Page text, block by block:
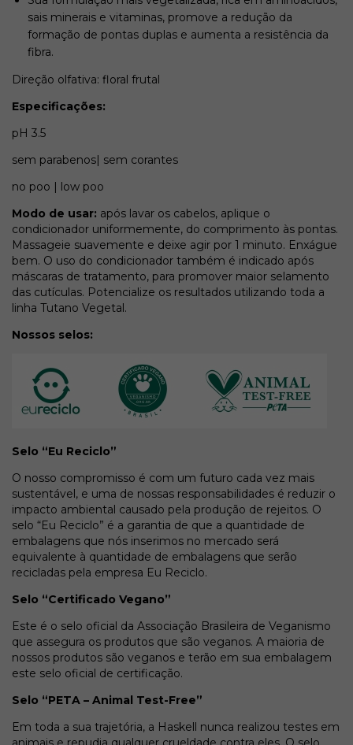
sais minerais e vitaminas, promove a redução da
formação de pontas duplas e aumenta a resistência da
fibra.
Direção olfativa: floral frutal
Especificações:
pH 3.5
sem parabenos| sem corantes
no poo | low poo
Modo de usar: após lavar os cabelos, aplique o
condicionador uniformemente, do comprimento às pontas.
Massageie suavemente e deixe agir por 1 minuto. Enxágue
bem. O uso do condicionador também é indicado após
máscaras de tratamento, para promover maior selamento
das cutículas. Potencialize os resultados utilizando toda a
linha Tutano Vegetal.
Nossos selos:
Selo “Eu Reciclo”
O nosso compromisso é com um futuro cada vez mais
sustentável, e uma de nossas responsabilidades é reduzir o
impacto ambiental causado pela produção de rejeitos. O
selo “Eu Reciclo” é a garantia de que a quantidade de
embalagens que nós inserimos no mercado será
equivalente à quantidade de embalagens que serão
recicladas pela empresa Eu Reciclo.
Selo “Certificado Vegano”
Este é o selo oficial da Associação Brasileira de Veganismo
que assegura os produtos que são veganos. A maioria de
nossos produtos são veganos e terão em sua embalagem
este selo oficial de certificação.
Selo “PETA – Animal Test-Free”
Em toda a sua trajetória, a Haskell nunca realizou testes em